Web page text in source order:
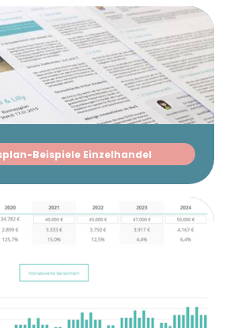
Beispiele Einzelhandel